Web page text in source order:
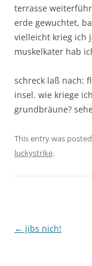
terrasse
erde gewuchtet,
vielleicht krieg ich
muskelkater hab
schreck laß nach:
insel. wie kriege
grundbräune?
This entry was
luckystrike.
Post
← jibs nich!